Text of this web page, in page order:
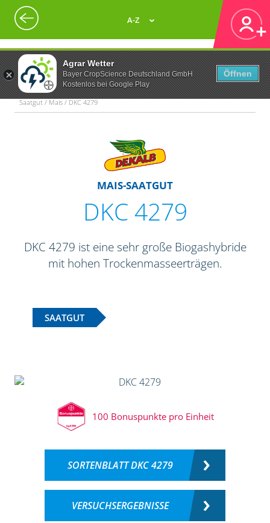
Agrar Wetter
Bayer CropScience Deutschland GmbH
Kostenlos bei Google Play
Öffnen
A-Z
Saatgut / Mais / DKC 4279
MAIS-SAATGUT
DKC 4279
DKC 4279 ist eine sehr große Biogashybride
mit hohen Trockenmasseerträgen.
SAATGUT
100 Bonuspunkte pro Einheit
SORTENBLATT DKC 4279
VERSUCHSERGEBNISSE